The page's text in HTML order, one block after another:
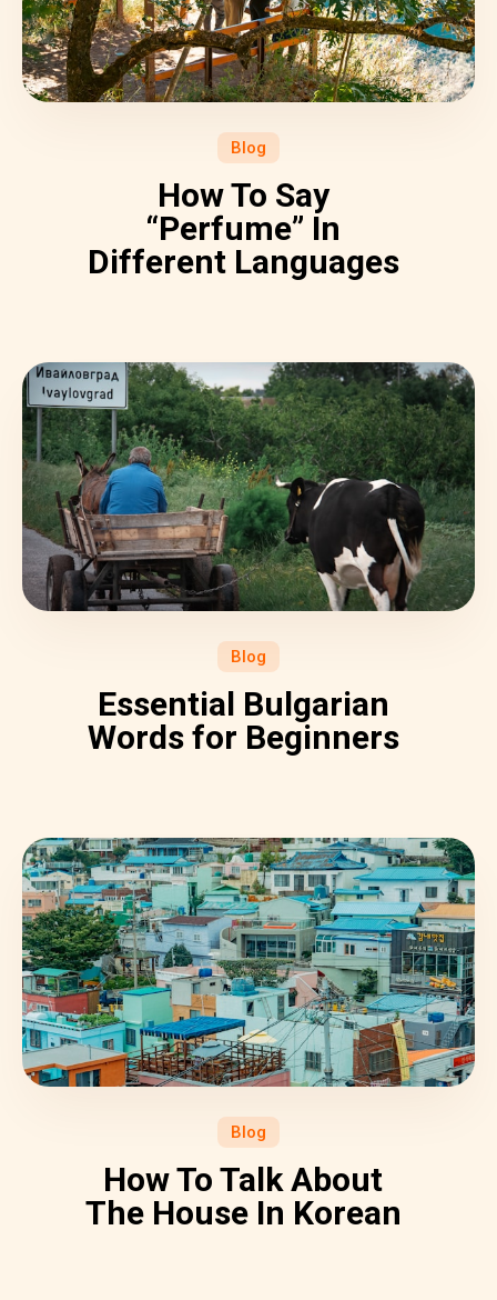
Blog
How To Say
“Perfume” In
Different Languages
Blog
Essential Bulgarian
Words for Beginners
Blog
How To Talk About
The House In Korean